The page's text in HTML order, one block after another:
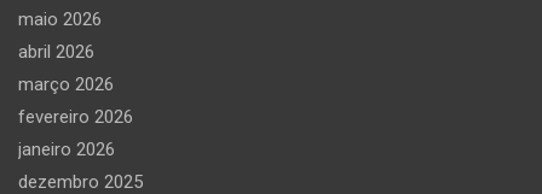
maio 2026
abril 2026
março 2026
fevereiro 2026
janeiro 2026
dezembro 2025